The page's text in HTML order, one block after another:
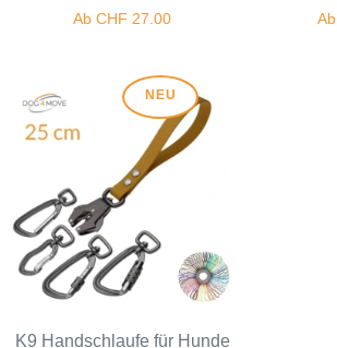
Ab CHF 27.00 Ab
NEU
K9 Handschlaufe für Hunde